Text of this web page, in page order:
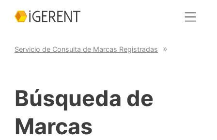
Servicio de Consulta de Marcas Registradas
Búsqueda de
Marcas